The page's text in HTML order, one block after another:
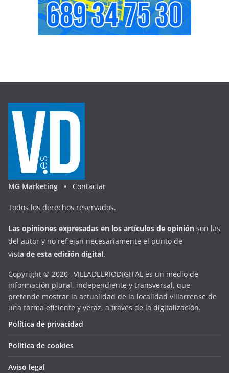
MG Marketing • Contactar
Todos los derechos reservados.
Las opiniones expresadas en los artículos de opinión son las
del autor y no reflejan necesariamente el punto de
vista de esta edición digital.
Copyright © 2020 –VILLADELRIODIGITAL es un medio de
información plural, independiente y transversal, que
pretende mostrar la actualidad de la localidad villarrense de
una forma eficiente y veraz, a través de la digitalización.
Política de privacidad
Política de cookies
Aviso legal